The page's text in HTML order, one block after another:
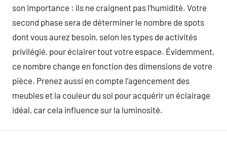
son importance : ils ne craignent pas l’humidité. Votre
second phase sera de déterminer le nombre de spots
dont vous aurez besoin, selon les types de activités
privilégié, pour éclairer tout votre espace. Évidemment,
ce nombre change en fonction des dimensions de votre
pièce. Prenez aussi en compte l’agencement des
meubles et la couleur du sol pour acquérir un éclairage
idéal, car cela influence sur la luminosité.